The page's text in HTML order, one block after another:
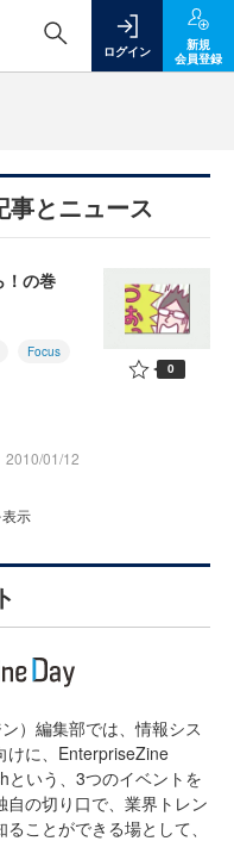
ログイン
新規
会員登録
事とニュース
！の巻
Focus
2010/01/12
0
示
）編集部では、情報シス
けに、EnterpriseZine
という、3つのイベントを
の切り口で、業界トレン
ことができる場として、